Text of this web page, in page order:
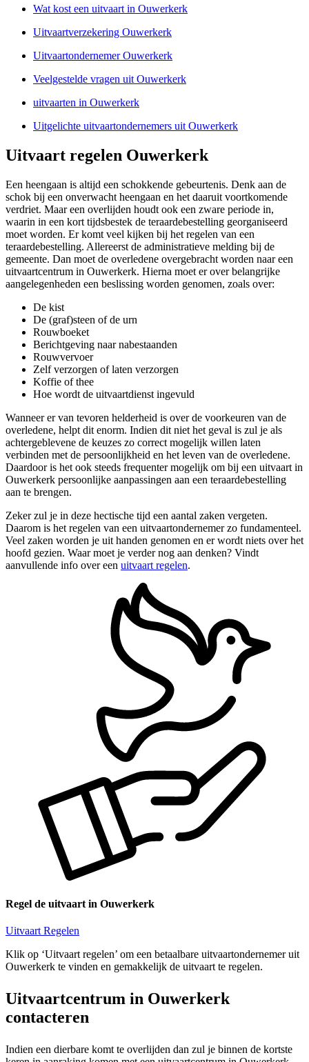
Wat kost een uitvaart in Ouwerkerk
Uitvaartverzekering Ouwerkerk
Uitvaartondernemer Ouwerkerk
Veelgestelde vragen uit Ouwerkerk
uitvaarten in Ouwerkerk
Uitgelichte uitvaartondernemers uit Ouwerkerk
Uitvaart regelen Ouwerkerk
Een heengaan is altijd een schokkende gebeurtenis. Denk aan de
schok bij een onverwacht heengaan en het daaruit voortkomende
verdriet. Maar een overlijden houdt ook een zware periode in,
waarin in een kort tijdsbestek de teraardebestelling georganiseerd
moet worden. Er komt veel kijken bij het regelen van een
teraardebestelling. Allereerst de administratieve melding bij de
gemeente. Dan moet de overledene overgebracht worden naar een
uitvaartcentrum in Ouwerkerk. Hierna moet er over belangrijke
aangelegenheden een beslissing worden genomen, zoals over:
De kist
De (graf)steen of de urn
Rouwboeket
Berichtgeving naar nabestaanden
Rouwvervoer
Zelf verzorgen of laten verzorgen
Koffie of thee
Hoe wordt de uitvaartdienst ingevuld
Wanneer er van tevoren helderheid is over de voorkeuren van de
overledene, helpt dit enorm. Indien dit niet het geval is zul je als
achtergeblevene de keuzes zo correct mogelijk willen laten
verbinden met de persoonlijkheid en het leven van de overledene.
Daardoor is het ook steeds frequenter mogelijk om bij een uitvaart in
Ouwerkerk persoonlijke aanpassingen aan een teraardebestelling
aan te brengen.
Zeker zul je in deze hectische tijd een aantal zaken vergeten.
Daarom is het regelen van een uitvaartondernemer zo fundamenteel.
Veel zaken worden je uit handen genomen en er wordt niets over het
hoofd gezien. Waar moet je verder nog aan denken? Vindt
aanvullende info over een uitvaart regelen.
Regel de uitvaart in Ouwerkerk
Uitvaart Regelen
Klik op ‘Uitvaart regelen’ om een betaalbare uitvaartondernemer uit
Ouwerkerk te vinden en gemakkelijk de uitvaart te regelen.
Uitvaartcentrum in Ouwerkerk
contacteren
Indien een dierbare komt te overlijden dan zul je binnen de kortste